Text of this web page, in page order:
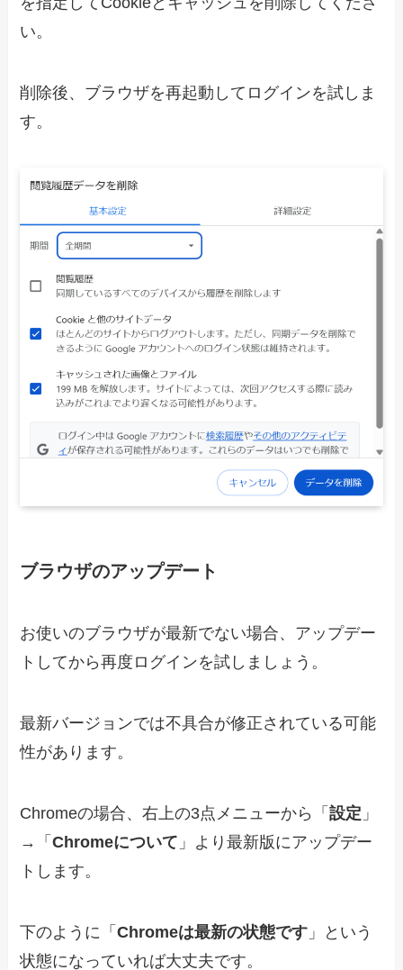
い。
削除後、ブラウザを再起動してログインを試しま
す。
ブラウザのアップデート
お使いのブラウザが最新でない場合、アップデー
トしてから再度ログインを試しましょう。
最新バージョンでは不具合が修正されている可能
性があります。
Chromeの場合、右上の3点メニューから「設定 」
→「Chromeについて 」より最新版にアップデー
トします。
下のように「Chromeは最新の状態です 」という
状態になっていれば大丈夫です。